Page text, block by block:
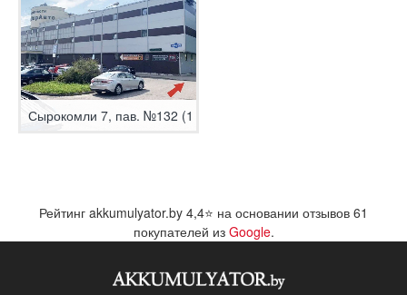
Сырокомли 7, пав. №132 (1 этаж)
Рейтинг akkumulyator.by 4,4⭐ на основании отзывов 61
покупателей из Google.